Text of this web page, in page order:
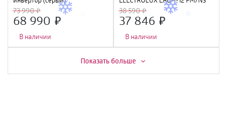
(5400/5580W) 4D, 4 фильтра,
УФ лампа, R32, A++
73 990
68 990
В наличии
38 590
37 846
В наличии
Скидка - 7%
Показать больше